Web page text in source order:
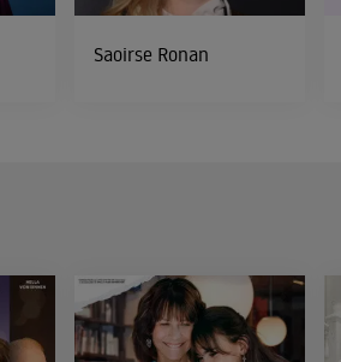
Saoirse Ronan